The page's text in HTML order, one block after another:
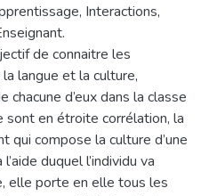
Interactions,
de connaitre les
langue et la culture,
chacune d’eux dans la classe
sont en étroite corrélation, la
qui compose la culture d’une
duquel l’individu va
elle porte en elle tous les